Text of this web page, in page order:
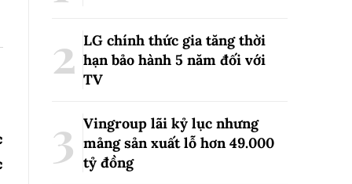
LG chính thức gia tăng thời
hạn bảo hành 5 năm đối với
TV
Vingroup lãi kỷ lục nhưng
mảng sản xuất lỗ hơn 49.000
tỷ đồng